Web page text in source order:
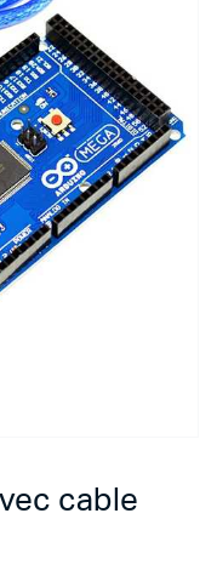
cable